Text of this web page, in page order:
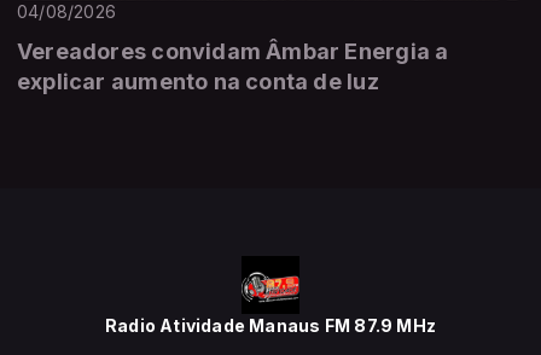
04/08/2026
Vereadores convidam Âmbar Energia a
explicar aumento na conta de luz
Radio Atividade Manaus FM 87.9 MHz